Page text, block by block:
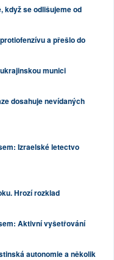
když se odlišujeme od
a přešlo do
munici
dosahuje nevídaných
Izraelské letectvo
Hrozí rozklad
Aktivní vyšetřování
autonomie a několik